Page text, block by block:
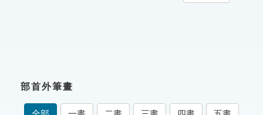
成語故事
索引選單
部首外筆畫